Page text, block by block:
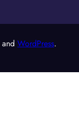
and WordPress.